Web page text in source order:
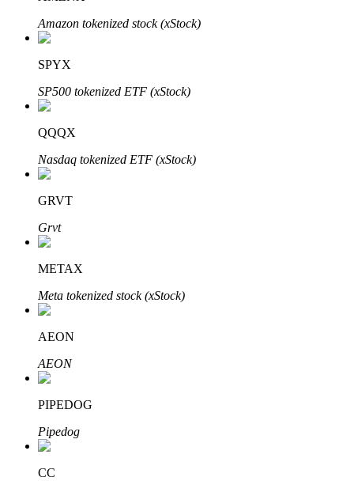
Automatyczna inwestycja
Zdobądź długoterminowy zysk i elastyczne zainteresowania
Naucz się stakingu
Dowiedz się, jak uzyskać dochód pasywny
Bitrue
Amazon tokenized stock (xStock)
SPYX
SP500 tokenized ETF (xStock)
QQQX
Nasdaq tokenized ETF (xStock)
GRVT
Grvt
METAX
Meta tokenized stock (xStock)
AEON
AEON
PIPEDOG
Pipedog
CC